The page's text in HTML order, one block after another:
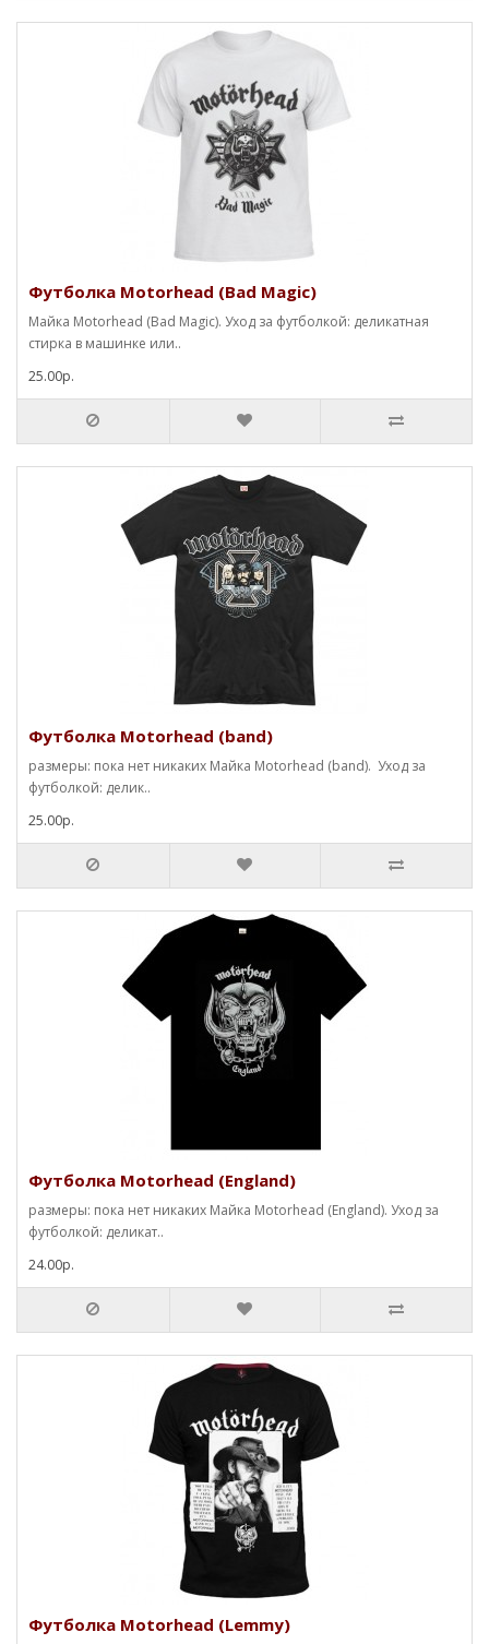
Футболка Motorhead (Bad Magic)
Майка Motorhead (Bad Magic). Уход за футболкой: деликатная
стирка в машинке или..
25.00р.
Футболка Motorhead (band)
размеры: пока нет никаких Майка Motorhead (band). Уход за
футболкой: делик..
25.00р.
Футболка Motorhead (England)
размеры: пока нет никаких Майка Motorhead (England). Уход за
футболкой: деликат..
24.00р.
Футболка Motorhead (Lemmy)